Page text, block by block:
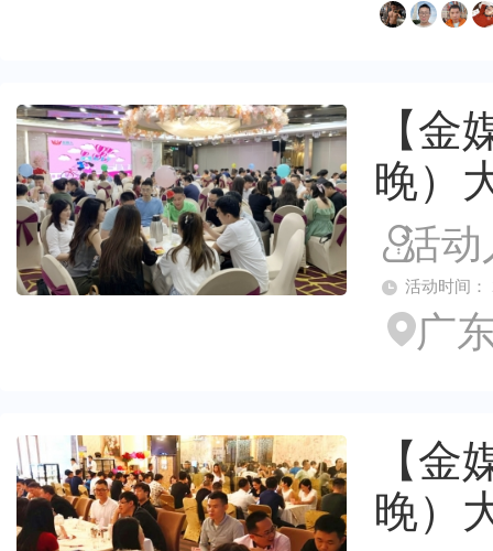
【
晚）
活
活动时间：
广
【
晚）